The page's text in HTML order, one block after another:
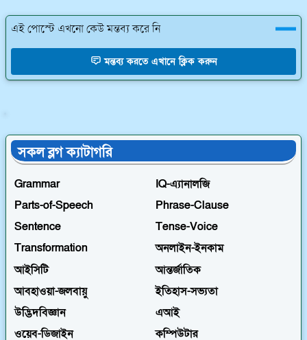
এই পোস্টে এখনো কেউ মন্তব্য করে নি
মন্তব্য করতে এখানে ক্লিক করুন
সকল ব্লগ ক্যাটাগরি
Grammar
IQ-এ্যানালজি
Parts-of-Speech
Phrase-Clause
Sentence
Tense-Voice
Transformation
অনলাইন-ইনকাম
আইসিটি
আন্তর্জাতিক
আবহাওয়া-জলবায়ু
ইতিহাস-সভ্যতা
উদ্ভিদবিজ্ঞান
এআই
ওয়েব-ডিজাইন
কম্পিউটার